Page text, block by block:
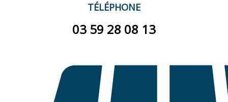
TÉLÉPHONE
03 59 28 08 13